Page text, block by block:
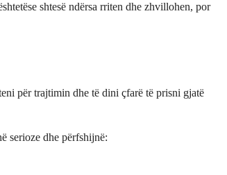
shtesë ndërsa rriten dhe zhvillohen, por
për trajtimin dhe të dini çfarë të prisni gjatë
serioze dhe përfshijnë: